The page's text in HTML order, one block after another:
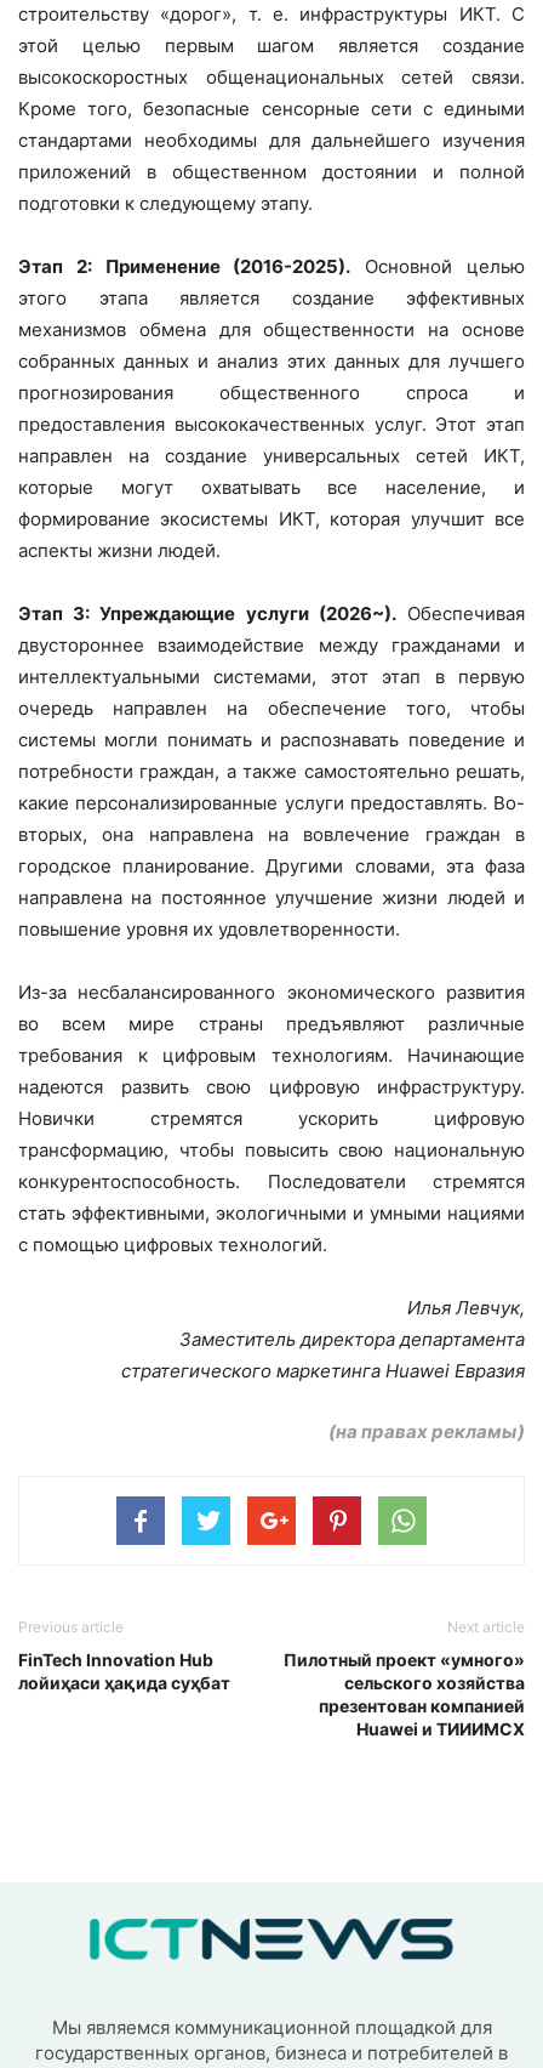
строительству «дорог», т. е. инфраструктуры ИКТ. С
этой целью первым шагом является создание
высокоскоростных общенациональных сетей связи.
Кроме того, безопасные сенсорные сети с едиными
стандартами необходимы для дальнейшего изучения
приложений в общественном достоянии и полной
подготовки к следующему этапу.
Этап 2: Применение (2016-2025). Основной целью
этого этапа является создание эффективных
механизмов обмена для общественности на основе
собранных данных и анализ этих данных для лучшего
прогнозирования общественного спроса и
предоставления высококачественных услуг. Этот этап
направлен на создание универсальных сетей ИКТ,
которые могут охватывать все население, и
формирование экосистемы ИКТ, которая улучшит все
аспекты жизни людей.
Этап 3: Упреждающие услуги (2026~).Обеспечивая
двустороннее взаимодействие между гражданами и
интеллектуальными системами, этот этап в первую
очередь направлен на обеспечение того, чтобы
системы могли понимать и распознавать поведение и
потребности граждан, а также самостоятельно решать,
какие персонализированные услуги предоставлять. Во-
вторых, она направлена на вовлечение граждан в
городское планирование. Другими словами, эта фаза
направлена на постоянное улучшение жизни людей и
повышение уровня их удовлетворенности.
Из-за несбалансированного экономического развития
во всем мире страны предъявляют различные
требования к цифровым технологиям. Начинающие
надеются развить свою цифровую инфраструктуру.
Новички стремятся ускорить цифровую
трансформацию, чтобы повысить свою национальную
конкурентоспособность. Последователи стремятся
стать эффективными, экологичными и умными нациями
с помощью цифровых технологий.
Илья Левчук,
Заместитель директора департамента
стратегического маркетинга Huawei Евразия
(на правах рекламы)
Previous article
FinTech Innovation Hub
лойиҳаси ҳақида суҳбат
Next article
Пилотный проект «умного»
сельского хозяйства
презентован компанией
Huawei и ТИИИМСХ
Мы являемся коммуникационной площадкой для
государственных органов, бизнеса и потребителей в